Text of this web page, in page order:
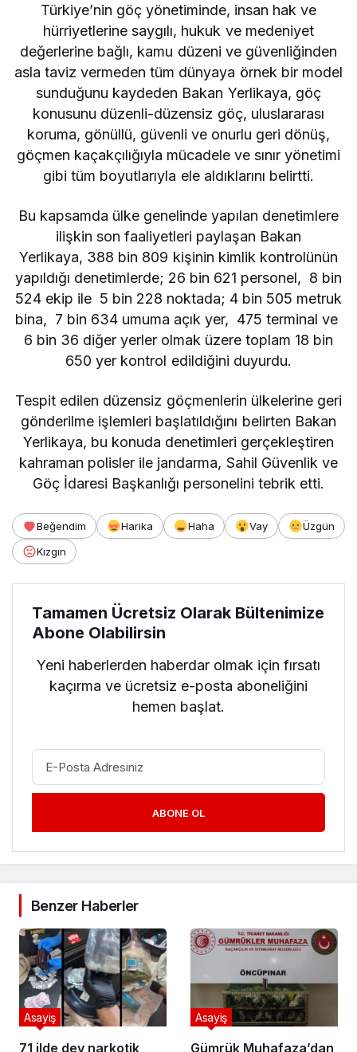
Türkiye’nin göç yönetiminde, insan hak ve
hürriyetlerine saygılı, hukuk ve medeniyet
değerlerine bağlı, kamu düzeni ve güvenliğinden
asla taviz vermeden tüm dünyaya örnek bir model
sunduğunu kaydeden Bakan Yerlikaya, göç
konusunu düzenli-düzensiz göç, uluslararası
koruma, gönüllü, güvenli ve onurlu geri dönüş,
göçmen kaçakçılığıyla mücadele ve sınır yönetimi
gibi tüm boyutlarıyla ele aldıklarını belirtti.
Bu kapsamda ülke genelinde yapılan denetimlere
ilişkin son faaliyetleri paylaşan Bakan
Yerlikaya, 388 bin 809 kişinin kimlik kontrolünün
yapıldığı denetimlerde; 26 bin 621 personel, 8 bin
524 ekip ile 5 bin 228 noktada; 4 bin 505 metruk
bina, 7 bin 634 umuma açık yer, 475 terminal ve
6 bin 36 diğer yerler olmak üzere toplam 18 bin
650 yer kontrol edildiğini duyurdu.
Tespit edilen düzensiz göçmenlerin ülkelerine geri
gönderilme işlemleri başlatıldığını belirten Bakan
Yerlikaya, bu konuda denetimleri gerçekleştiren
kahraman polisler ile jandarma, Sahil Güvenlik ve
Göç İdaresi Başkanlığı personelini tebrik etti.
Beğendim Harika Haha Vay
Üzgün
Kızgın
Tamamen Ücretsiz Olarak Bültenimize
Abone Olabilirsin
Yeni haberlerden haberdar olmak için fırsatı
kaçırma ve ücretsiz e-posta aboneliğini
hemen başlat.
ABONE OL
Benzer Haberler
71 ilde dev narkotik
Asayiş
Gümrük Muhafaza’dan
Asayiş